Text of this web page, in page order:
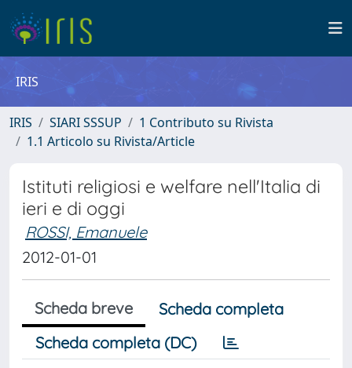
IRIS
IRIS SIARI SSSUP
1 Contributo su Rivista
1.1 Articolo su Rivista/Article
Istituti religiosi e welfare nell'Italia di
ieri e di oggi
ROSSI, Emanuele
2012-01-01
Scheda breve
Scheda completa
Scheda completa (DC)